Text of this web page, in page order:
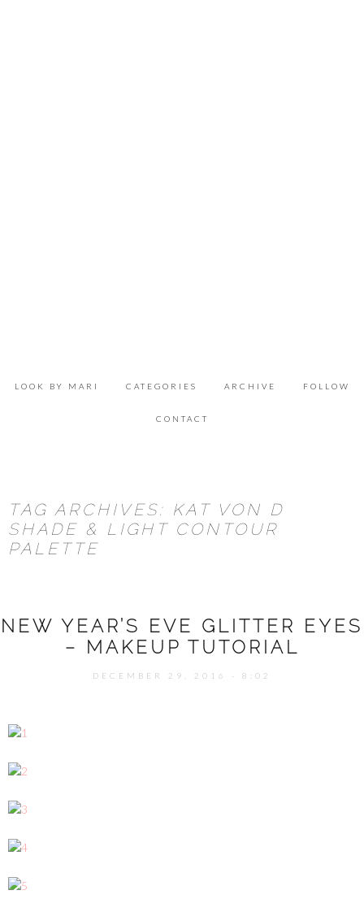
to
LOOK BY MARI CATEGORIES
ACCESSORIES
FOOD & HEALTH
SHOPPING
TRAVEL
ARCHIVE FOLLOW
CONTACT
TAG ARCHIVES: KAT VON D
SHADE & LIGHT CONTOUR
PALETTE
NEW YEAR’S EVE GLITTER EYES
– MAKEUP TUTORIAL
DECEMBER 29, 2016 - 8:02